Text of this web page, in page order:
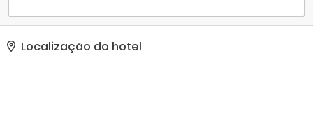
Localização do hotel